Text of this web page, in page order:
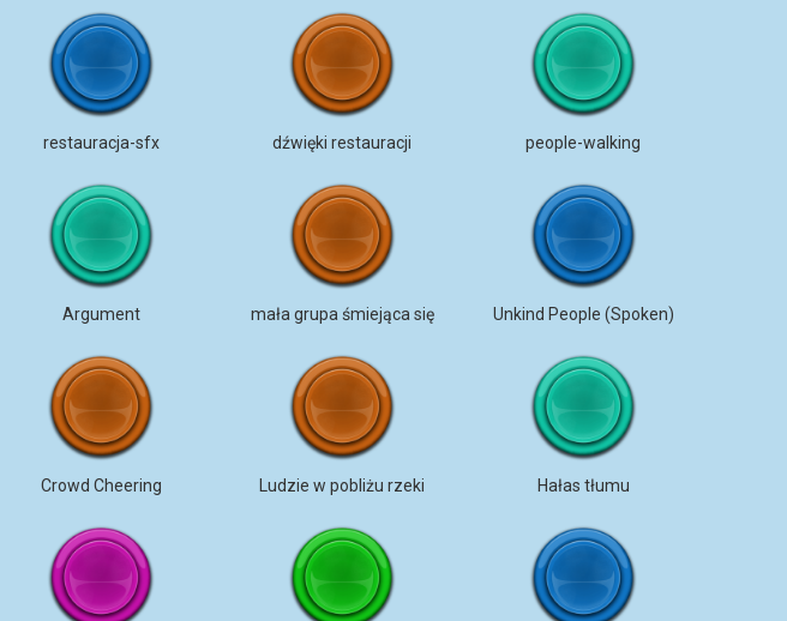
restauracja-sfx dźwięki restauracji people-walking
Argument mała grupa śmiejąca się Unkind People (Spoken)
Crowd Cheering Ludzie w pobliżu rzeki Hałas tłumu